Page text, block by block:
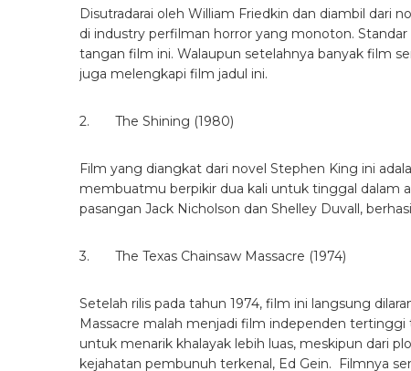
Disutradarai oleh William Friedkin dan diambil dari
di industry perfilman horror yang monoton.
tangan film ini. Walaupun setelahnya banyak film
juga melengkapi film jadul ini.
2. The Shining (1980)
Film yang diangkat dari novel Stephen King ini
membuatmu berpikir dua kali untuk tinggal dalam
pasangan Jack Nicholson dan Shelley Duvall,
3. The Texas Chainsaw Massacre (1974)
Setelah rilis pada tahun 1974, film ini langsung
Massacre malah menjadi film independen tertinggi
untuk menarik khalayak lebih luas, meskipun dari
kejahatan pembunuh terkenal, Ed Gein. Filmnya